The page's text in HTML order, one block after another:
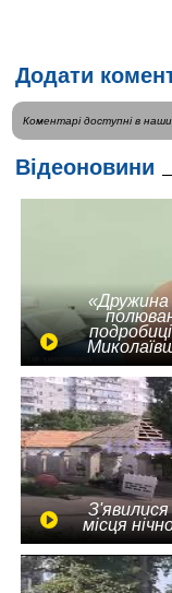
Додати
Коментарі доступні в
Відеоновини
«Дружина
місця